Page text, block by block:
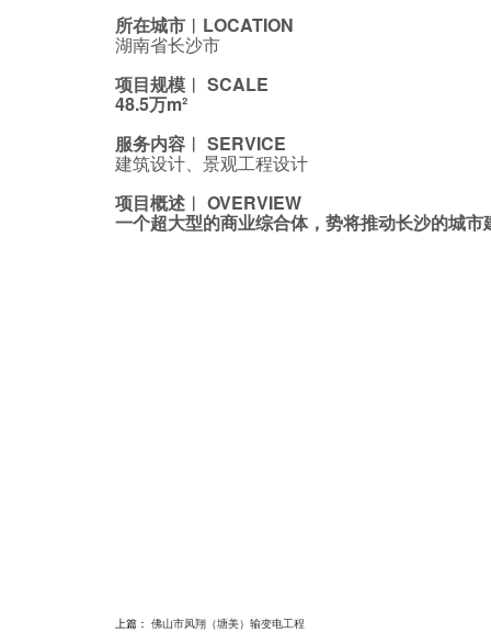
所在城市︱LOCATION
湖南省长沙市
项目规模︱ SCALE
48.5万m²
服务内容︱ SERVICE
建筑设计、景观工程设计
项目概述︱ OVERVIEW
一个超大型的商业综合体，势将推动长沙的城市
上篇： 佛山市凤翔（塘美）输变电工程